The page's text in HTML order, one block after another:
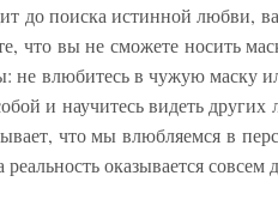
до поиска истинной любви,
что вы не сможете носить
не влюбитесь в чужую
и научитесь видеть
что мы влюбляемся в
реальность оказывается совсем